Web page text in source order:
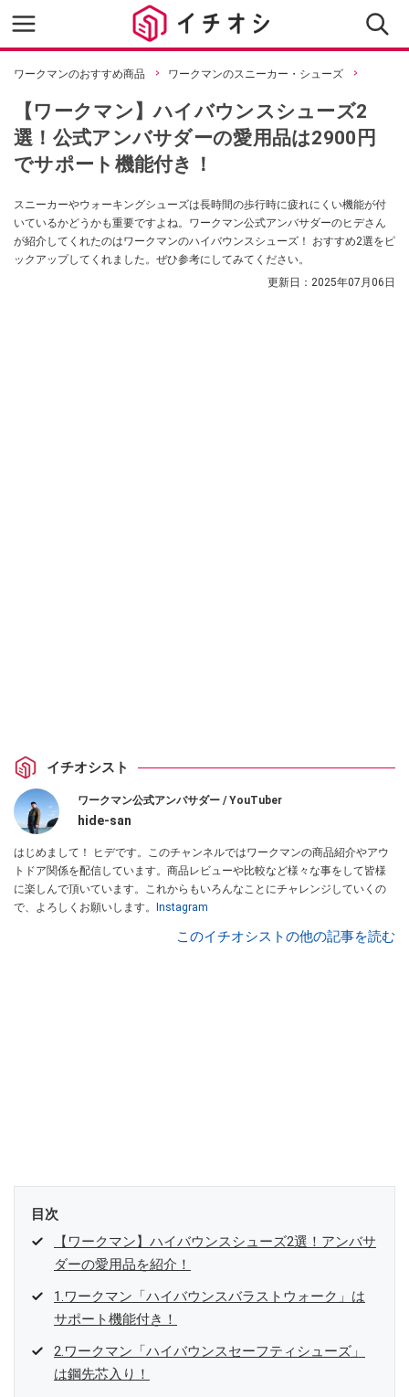
ワークマンのおすすめ商品 ワークマンのスニーカー・シューズ
【ワークマン】ハイバウンスシューズ2
選！公式アンバサダーの愛用品は2900円
でサポート機能付き！
スニーカーやウォーキングシューズは長時間の歩行時に疲れにくい機能が付
いているかどうかも重要ですよね。ワークマン公式アンバサダーのヒデさん
が紹介してくれたのはワークマンのハイバウンスシューズ！ おすすめ2選をピ
ックアップしてくれました。ぜひ参考にしてみてください。
更新日： 2025年07月06日
イチオシスト
ワークマン公式アンバサダー / YouTuber
hide-san
はじめまして！ ヒデです。このチャンネルではワークマンの商品紹介やアウ
トドア関係を配信しています。商品レビューや比較など様々な事をして皆様
に楽しんで頂いています。これからもいろんなことにチャレンジしていくの
で、よろしくお願いします。
Instagram
このイチオシストの他の記事を読む
目次
【ワークマン】ハイバウンスシューズ2選！アンバサ
ダーの愛用品を紹介！
1.ワークマン「ハイバウンスバラストウォーク」は
サポート機能付き！
2.ワークマン「ハイバウンスセーフティシューズ」
は鋼先芯入り！